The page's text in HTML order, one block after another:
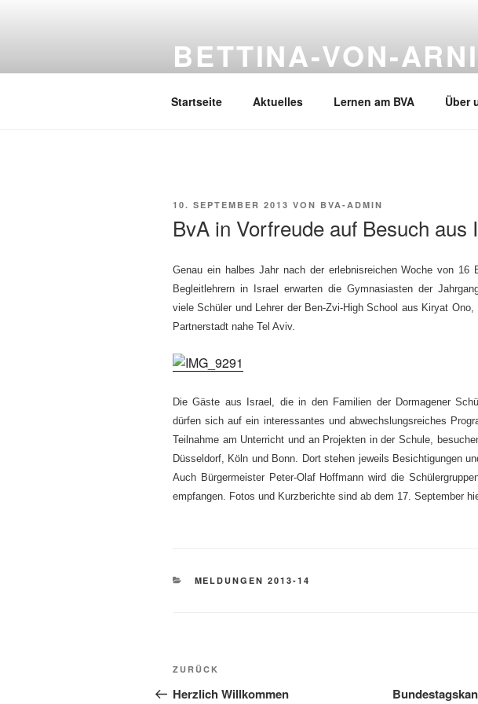
BETTINA-VON-
Startseite Aktuelles Lernen am BVA Über
VERÖFFENTLICHT
10. SEPTEMBER 2013 VON BVA-ADMIN
BvA in Vorfreude auf Besuch aus
Genau ein halbes Jahr nach der erlebnisreichen Woche von 16
Begleitlehrern in Israel erwarten die Gymnasiasten der
viele Schüler und Lehrer der Ben-Zvi-High School aus Kiryat Ono,
Partnerstadt nahe Tel Aviv.
Die Gäste aus Israel, die in den Familien der Dormagener
dürfen sich auf ein interessantes und abwechslungsreiches
Teilnahme am Unterricht und an Projekten in der Schule,
Düsseldorf, Köln und Bonn. Dort stehen jeweils Besichtigungen
Auch Bürgermeister Peter-Olaf Hoffmann wird die
empfangen. Fotos und Kurzberichte sind ab dem 17. September
KATEGORIEN
MELDUNGEN 2013-14
Beitragsnavigation
Vorheriger
Beitrag
ZURÜCK
Herzlich Willkommen